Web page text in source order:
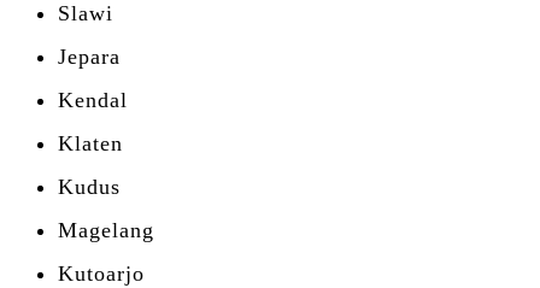
Slawi
Jepara
Kendal
Klaten
Kudus
Magelang
Kutoarjo